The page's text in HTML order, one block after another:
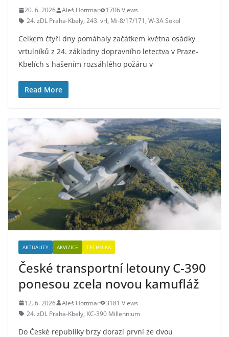
20. 6. 2026 Aleš Hottmar
1706 Views
24. zDL Praha-Kbely, 243. vrl, Mi-8/17/171, W-3A Sokol
Celkem čtyři dny pomáhaly začátkem května osádky
vrtulníků z 24. základny dopravního letectva v Praze-
Kbelích s hašením rozsáhlého požáru v
Read More
AKTUALITY AKVIZICE TECHNIKA
České transportní letouny C-390
ponesou zcela novou kamufláž
12. 6. 2026 Aleš Hottmar
3181 Views
24. zDL Praha-Kbely, KC-390 Millennium
Do České republiky brzy dorazí první ze dvou